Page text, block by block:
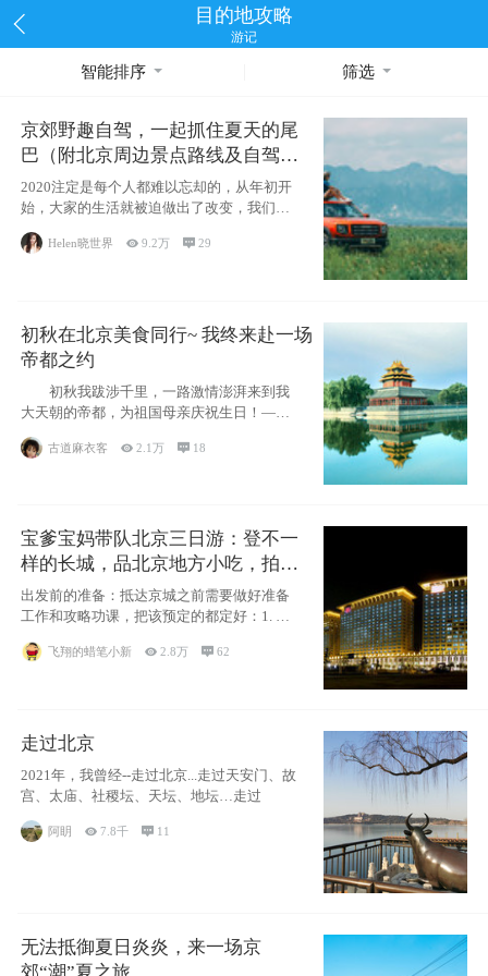
目的地攻略
游记
智能排序 筛选
京郊野趣自驾，一起抓住夏天的尾
巴（附北京周边景点路线及自驾攻
略）
2020注定是每个人都难以忘却的，从年初开
始，大家的生活就被迫做出了改变，我们也
不例外。本来双双辞职是为
Helen晓世界 9.2万 29
初秋在北京美食同行~ 我终来赴一场
帝都之约
初秋我跋涉千里，一路激情澎湃来到我
大天朝的帝都，为祖国母亲庆祝生日！——
古道麻衣客 2.1万  18
宝爹宝妈带队北京三日游：登不一
样的长城，品北京地方小吃，拍盘
古七星夜景！
出发前的准备：抵达京城之前需要做好准备
工作和攻略功课，把该预定的都定好：1. 酒
飞翔的蜡笔小新 2.8万 62
走过北京
2021年，我曾经--走过北京...走过天安门、故
宫、太庙、社稷坛、天坛、地坛…走过
阿眀 7.8千  11
无法抵御夏日炎炎，来一场京